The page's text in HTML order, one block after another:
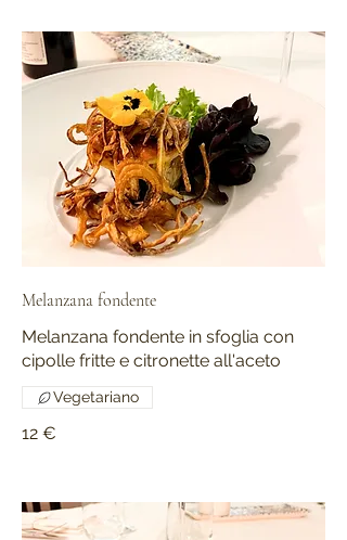
Melanzana fondente
Melanzana fondente in sfoglia con
cipolle fritte e citronette all'aceto
12 €
Vegetariano